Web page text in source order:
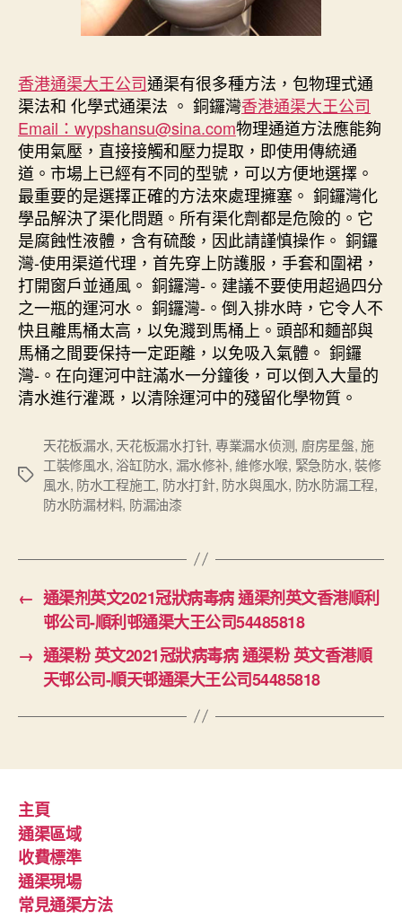
香港通渠大王公司通渠有很多種方法，包物理式通
渠法和 化學式通渠法 。 銅鑼灣香港通渠大王公司
Email：wypshansu@sina.com物理通道方法應能夠
使用氣壓，直接接觸和壓力提取，即使用傳統通
道。市場上已經有不同的型號，可以方便地選擇。
最重要的是選擇正確的方法來處理擁塞。 銅鑼灣化
學品解決了渠化問題。所有渠化劑都是危險的。它
是腐蝕性液體，含有硫酸，因此請謹慎操作。 銅鑼
灣-使用渠道代理，首先穿上防護服，手套和圍裙，
打開窗戶並通風。 銅鑼灣-。建議不要使用超過四分
之一瓶的運河水。 銅鑼灣-。倒入排水時，它令人不
快且離馬桶太高，以免濺到馬桶上。頭部和麵部與
馬桶之間要保持一定距離，以免吸入氣體。 銅鑼
灣-。在向運河中註滿水一分鐘後，可以倒入大量的
清水進行灌溉，以清除運河中的殘留化學物質。
Tags
天花板漏水, 天花板漏水打针, 專業漏水侦测, 廚房星盤,施
工裝修風水, 浴缸防水, 漏水修补,維修水喉, 緊急防水,裝修
風水, 防水工程施工, 防水打針, 防水與風水, 防水防漏工程,
防水防漏材料, 防漏油漆
← 通渠剂英文2021冠狀病毒病 通渠剂英文香港順利
邨公司-順利邨通渠大王公司54485818
→ 通渠粉 英文2021冠狀病毒病 通渠粉 英文香港順
天邨公司-順天邨通渠大王公司54485818
主頁
通渠區域
收費標準
通渠現場
常見通渠方法